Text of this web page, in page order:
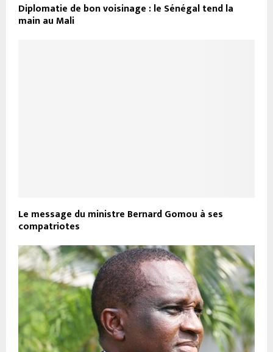
Diplomatie de bon voisinage : le Sénégal tend la
main au Mali
Le message du ministre Bernard Gomou à ses
compatriotes